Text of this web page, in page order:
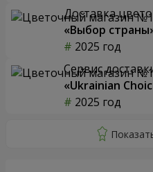
Доставка
«Выбор
2025 год
Сервис
«Ukrainian
2025 год